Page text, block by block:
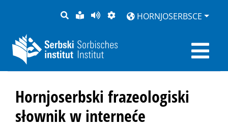
PYTANJE
LOCHKA
RĚČ
STRONU
PŘEDČITAĆ
ZWOBRAZNJENJE
HORNJOSERBSCE
Hornjoserbski frazeologiski
słownik w interneće